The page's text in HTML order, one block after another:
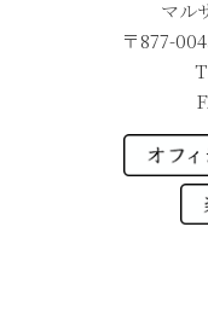
マル
〒877-